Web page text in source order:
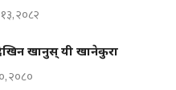
२०८२
खानुस् यी खानेकुरा
२०८०